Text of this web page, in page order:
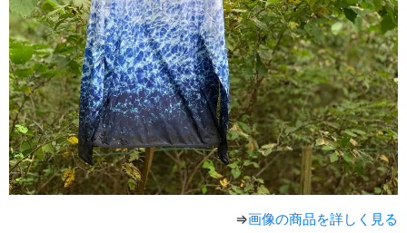
⇒画像の商品を詳しく見る